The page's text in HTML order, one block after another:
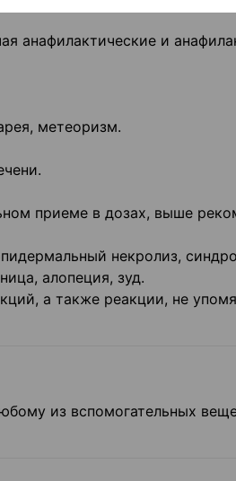
анафилактические и
метеоризм.
приеме в дозах, выше
некролиз,
алопеция, зуд.
а также реакции, не
из вспомогательных